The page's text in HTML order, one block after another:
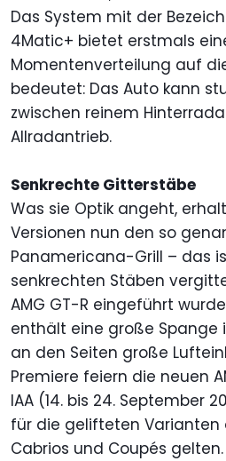
Das System mit der
4Matic+ bietet erstmals
Momentenverteilung auf
bedeutet: Das Auto kann
zwischen reinem
Allradantrieb.
Senkrechte Gitterstäbe
Was sie Optik angeht,
Versionen nun den so
Panamericana-Grill – das
senkrechten Stäben
AMG GT-R eingeführt
enthält eine große Spange
an den Seiten große
Premiere feiern die neuen
IAA (14. bis 24. September
für die gelifteten Varianten
Cabrios und Coupés